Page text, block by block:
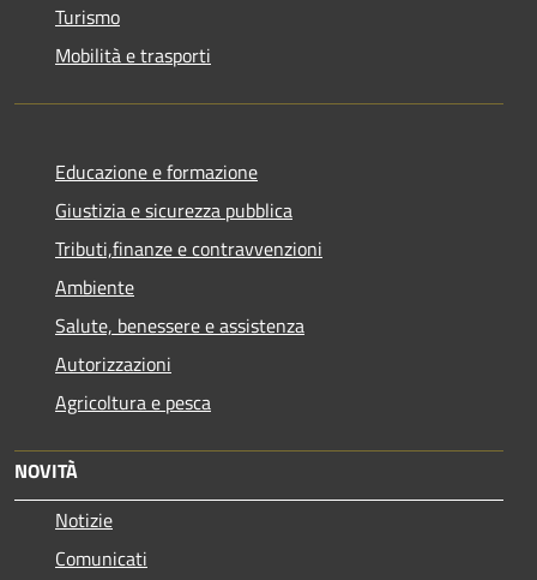
Turismo
Mobilità e trasporti
Educazione e formazione
Giustizia e sicurezza pubblica
Tributi,finanze e contravvenzioni
Ambiente
Salute, benessere e assistenza
Autorizzazioni
Agricoltura e pesca
NOVITÀ
Notizie
Comunicati